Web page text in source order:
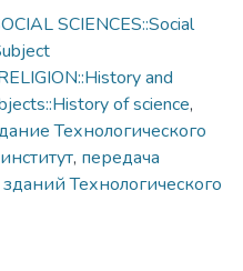
SCIENCES::Social
and
of science,
Технологического
, передача
Технологического